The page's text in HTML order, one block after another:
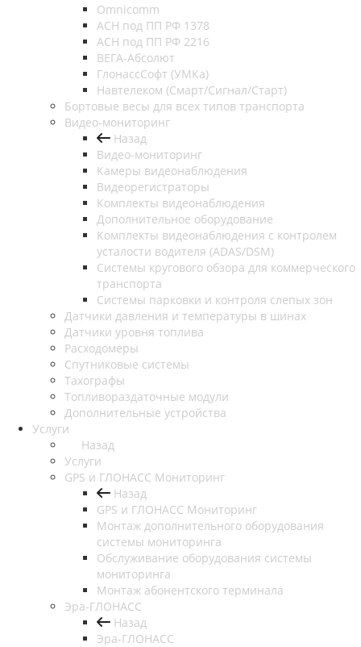
Omnicomm
АСН под ПП РФ 1378
АСН под ПП РФ 2216
ВЕГА-Абсолют
ГлонассСофт (УМКа)
Навтелеком (Смарт/Сигнал/Старт)
Бортовые весы для всех типов транспорта
Видео-мониторинг
Назад
Видео-мониторинг
Камеры видеонаблюдения
Видеорегистраторы
Комплекты видеонаблюдения
Дополнительное оборудование
Комплекты видеонаблюдения с контролем
усталости водителя (ADAS/DSM)
Системы кругового обзора для коммерческого
транспорта
Системы парковки и контроля слепых зон
Датчики давления и температуры в шинах
Датчики уровня топлива
Расходомеры
Спутниковые системы
Тахографы
Топливораздаточные модули
Дополнительные устройства
Услуги
Назад
Услуги
GPS и ГЛОНАСС Мониторинг
Назад
GPS и ГЛОНАСС Мониторинг
Монтаж дополнительного оборудования
системы мониторинга
Обслуживание оборудования системы
мониторинга
Монтаж абонентского терминала
Эра-ГЛОНАСС
Назад
Эра-ГЛОНАСС